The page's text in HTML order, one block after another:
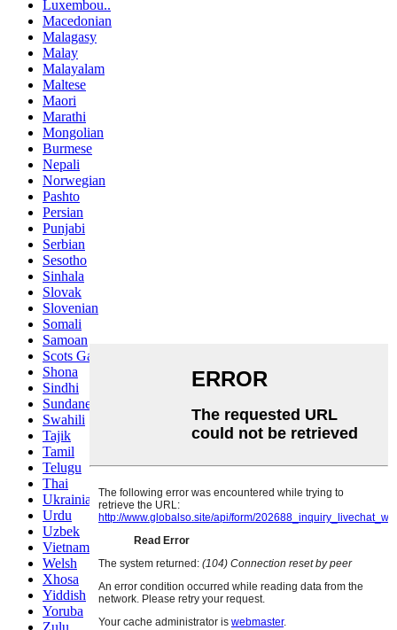
Luxembou..
Macedonian
Malagasy
Malay
Malayalam
Maltese
Maori
Marathi
Mongolian
Burmese
Nepali
Norwegian
Pashto
Persian
Punjabi
Serbian
Sesotho
Sinhala
Slovak
Slovenian
Somali
Samoan
Scots Gaelic
Shona
Sindhi
Sundanese
Swahili
Tajik
Tamil
Telugu
Thai
Ukrainian
Urdu
Uzbek
Vietnamese
Welsh
Xhosa
Yiddish
Yoruba
Zulu